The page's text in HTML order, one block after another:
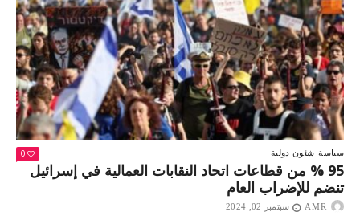
سياسة شئون دولية 0
95 % من قطاعات اتحاد النقابات العمالية في إسرائيل
تنضم للإضراب العام
AMR سبتمبر 02, 2024